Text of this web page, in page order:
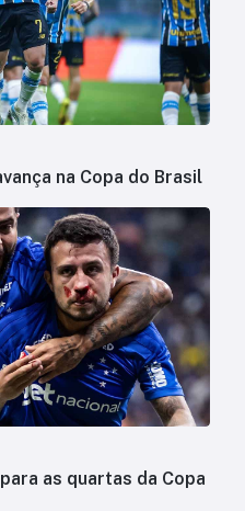
na Copa do Brasil
as quartas da Copa